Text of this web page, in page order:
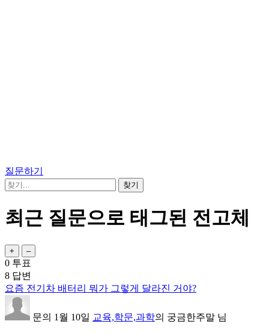
질문하기
최근 질문으로 태그된 전고체
0 투표
8 답변
요즘 전기차 배터리 뭐가 그렇게 달라진 거야?
문의 1월 10일 교육,학문,과학의 궁금한주말 님